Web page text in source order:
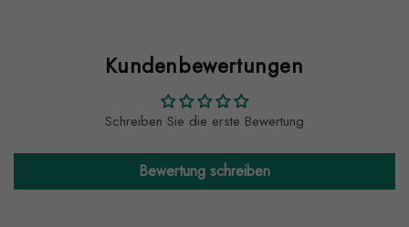
Kundenbewertungen
Schreiben Sie die erste Bewertung
Bewertung schreiben